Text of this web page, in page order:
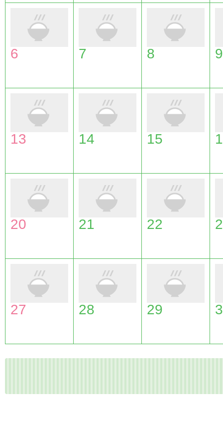
6 7 8 9
13 14 15
20 21 22
27 28 29